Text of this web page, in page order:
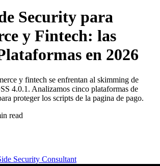
Security para
y Fintech: las
en 2026
y fintech se enfrentan al skimming de
4.0.1. Analizamos cinco plataformas de
proteger los scripts de la pagina de pago.
read
Security Consultant